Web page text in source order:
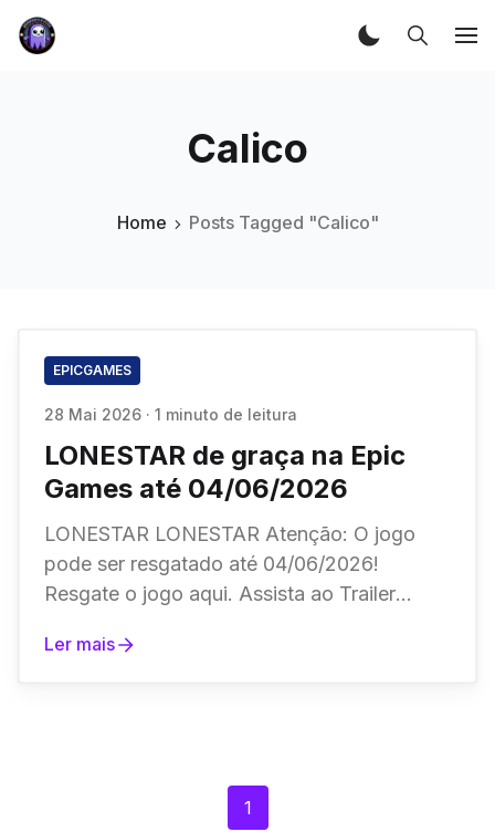
Calico
Home Posts Tagged "Calico"
EPICGAMES
28 Mai 2026 · 1 minuto de leitura
LONESTAR de graça na Epic
Games até 04/06/2026
LONESTAR LONESTAR Atenção: O jogo
pode ser resgatado até 04/06/2026!
Resgate o jogo aqui. Assista ao Trailer
resgatado até 04/06/
Ler mais
1